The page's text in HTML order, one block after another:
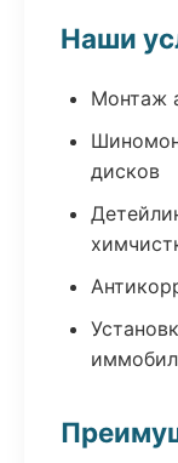
Наши
Монтаж
дисков